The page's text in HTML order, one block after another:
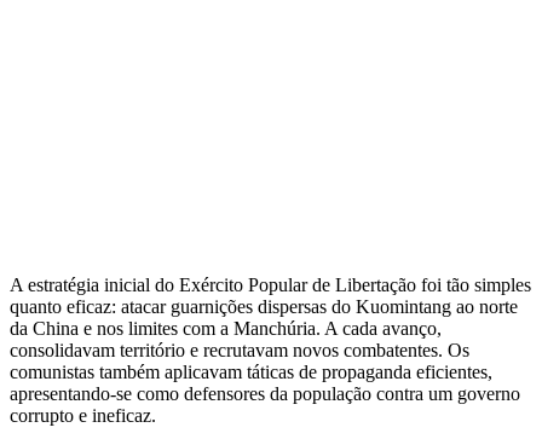
A estratégia inicial do Exército Popular de Libertação foi tão simples
quanto eficaz: atacar guarnições dispersas do Kuomintang ao norte
da China e nos limites com a Manchúria. A cada avanço,
consolidavam território e recrutavam novos combatentes. Os
comunistas também aplicavam táticas de propaganda eficientes,
apresentando-se como defensores da população contra um governo
corrupto e ineficaz.